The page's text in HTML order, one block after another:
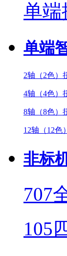
单端
单端
2轴（2色）
4轴（4色）
8轴（8色）
12轴（12色
非标
707
105